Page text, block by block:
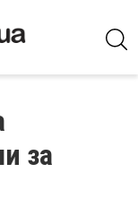
за